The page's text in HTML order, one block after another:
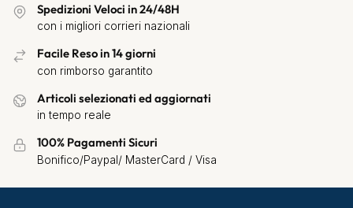
Spedizioni Veloci in 24/48H
con i migliori corrieri nazionali
Facile Reso in 14 giorni
con rimborso garantito
Articoli selezionati ed aggiornati
in tempo reale
100% Pagamenti Sicuri
Bonifico/Paypal/ MasterCard / Visa